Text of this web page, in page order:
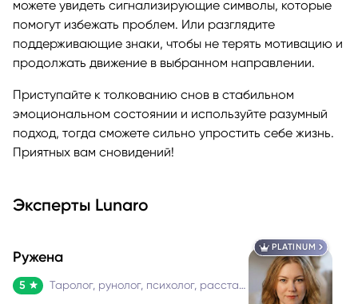
можете увидеть сигнализирующие символы, которые
помогут избежать проблем. Или разглядите
поддерживающие знаки, чтобы не терять мотивацию и
продолжать движение в выбранном направлении.
Приступайте к толкованию снов в стабильном
эмоциональном состоянии и используйте разумный
подход, тогда сможете сильно упростить себе жизнь.
Приятных вам сновидений!
Эксперты Lunaro
PLATINUM
Ружена
5 Таролог, рунолог, психолог, расстановщик